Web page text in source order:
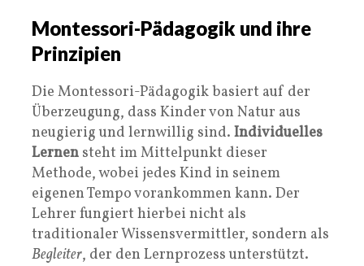
Montessori-Pädagogik und ihre
Prinzipien
Die Montessori-Pädagogik basiert auf der
Überzeugung, dass Kinder von Natur aus
neugierig und lernwillig sind. Individuelles
Lernen steht im Mittelpunkt dieser
Methode, wobei jedes Kind in seinem
eigenen Tempo vorankommen kann. Der
Lehrer fungiert hierbei nicht als
traditionaler Wissensvermittler, sondern als
Begleiter, der den Lernprozess unterstützt.